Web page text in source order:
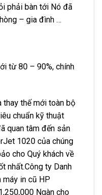
phải bàn tới Nó đã
– gia đình …
từ 80 – 90%, chính
thế mới toàn bộ
chuẩn kỹ thuật
quan tâm đến sản
1020 của chúng
cho Quý khách về
nhất.Công ty Danh
máy in cũ HP
Ngàn cho